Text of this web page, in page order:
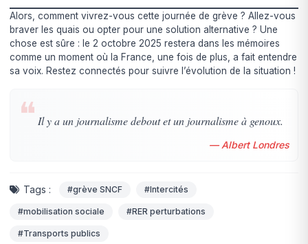
Alors, comment vivrez-vous cette journée de grève ? Allez-vous
braver les quais ou opter pour une solution alternative ? Une
chose est sûre : le 2 octobre 2025 restera dans les mémoires
comme un moment où la France, une fois de plus, a fait entendre
sa voix. Restez connectés pour suivre l’évolution de la situation !
❝ Il y a un journalisme debout et un journalisme à genoux.
— Albert Londres
Tags : #grève SNCF #Intercités
#mobilisation sociale #RER perturbations
#Transports publics